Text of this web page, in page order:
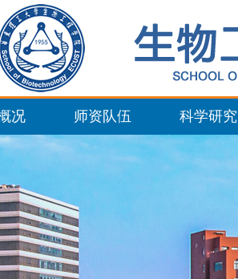
况 师资队伍 科学研究